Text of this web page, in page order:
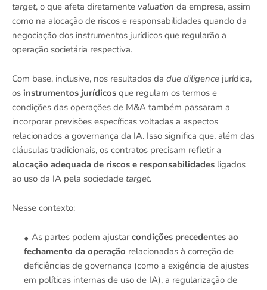
target, o que afeta diretamente valuation da empresa, assim
como na alocação de riscos e responsabilidades quando da
negociação dos instrumentos jurídicos que regularão a
operação societária respectiva.
Com base, inclusive, nos resultados da due diligence jurídica,
os instrumentos jurídicos que regulam os termos e
condições das operações de M&A também passaram a
incorporar previsões específicas voltadas a aspectos
relacionados a governança da IA. Isso significa que, além das
cláusulas tradicionais, os contratos precisam refletir a
alocação adequada de riscos e responsabilidades ligados
ao uso da IA pela sociedade target.
Nesse contexto:
As partes podem ajustar condições precedentes ao
fechamento da operação relacionadas à correção de
deficiências de governança (como a exigência de ajustes
em políticas internas de uso de IA), a regularização de